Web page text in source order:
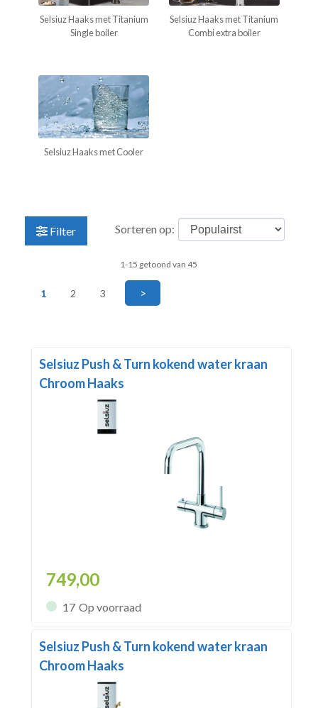
Selsiuz Haaks met Titanium
Single boiler
Selsiuz Haaks met Titanium
Combi extra boiler
Selsiuz Haaks met Cooler
Filter Sorteren op:
1-15 getoond van 45
1 2 3 >
Selsiuz Push & Turn kokend water kraan
Chroom Haaks
749,00
17 Op voorraad
Selsiuz Push & Turn kokend water kraan
Chroom Haaks